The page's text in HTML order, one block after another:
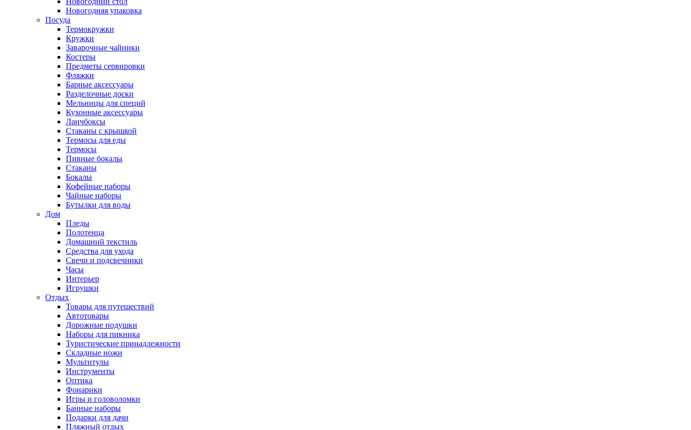
Новогодняя упаковка
Посуда
Термокружки
Кружки
Заварочные чайники
Костеры
Предметы сервировки
Фляжки
Барные аксессуары
Разделочные доски
Мельницы для специй
Кухонные аксессуары
Ланчбоксы
Стаканы с крышкой
Термосы для еды
Термосы
Пивные бокалы
Стаканы
Бокалы
Кофейные наборы
Чайные наборы
Бутылки для воды
Дом
Пледы
Полотенца
Домашний текстиль
Средства для ухода
Свечи и подсвечники
Часы
Интерьер
Игрушки
Отдых
Товары для путешествий
Автотовары
Дорожные подушки
Наборы для пикника
Туристические принадлежности
Складные ножи
Мультитулы
Инструменты
Оптика
Фонарики
Игры и головоломки
Банные наборы
Подарки для дачи
Пляжный отдых